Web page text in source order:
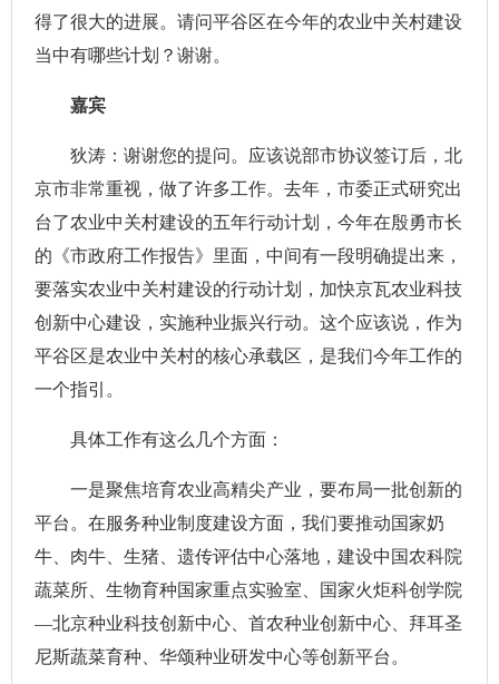
得了很大的进展。请问平谷区在今年的农业中关村建设
当中有哪些计划？谢谢。
嘉宾
狄涛：谢谢您的提问。应该说部市协议签订后，北
京市非常重视，做了许多工作。去年，市委正式研究出
台了农业中关村建设的五年行动计划，今年在殷勇市长
的《市政府工作报告》里面，中间有一段明确提出来，
要落实农业中关村建设的行动计划，加快京瓦农业科技
创新中心建设，实施种业振兴行动。这个应该说，作为
平谷区是农业中关村的核心承载区，是我们今年工作的
一个指引。
具体工作有这么几个方面：
一是聚焦培育农业高精尖产业，要布局一批创新的
平台。在服务种业制度建设方面，我们要推动国家奶
牛、肉牛、生猪、遗传评估中心落地，建设中国农科院
蔬菜所、生物育种国家重点实验室、国家火炬科创学院
—北京种业科技创新中心、首农种业创新中心、拜耳圣
尼斯蔬菜育种、华颂种业研发中心等创新平台。